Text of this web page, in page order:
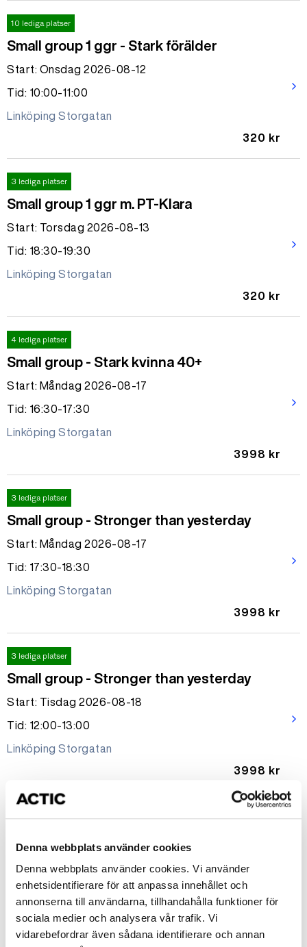
Denna webbplats använder cookies
Denna webbplats använder cookies. Vi använder
enhetsidentifierare för att anpassa innehållet och
annonserna till användarna, tillhandahålla funktioner för
sociala medier och analysera vår trafik. Vi
vidarebefordrar även sådana identifierare och annan
10 lediga platser
Small group 1 ggr - Stark förälder
Start: Onsdag 2026-08-12
Tid: 10:00-11:00
Linköping Storgatan
320 kr
arrow_forward_ios
3 lediga platser
Small group 1 ggr m. PT-Klara
Start: Torsdag 2026-08-13
Tid: 18:30-19:30
Linköping Storgatan
320 kr
arrow_forward_ios
4 lediga platser
Small group - Stark kvinna 40+
Start: Måndag 2026-08-17
Tid: 16:30-17:30
Linköping Storgatan
3998 kr
arrow_forward_ios
3 lediga platser
Small group - Stronger than yesterday
Start: Måndag 2026-08-17
Tid: 17:30-18:30
Linköping Storgatan
3998 kr
arrow_forward_ios
3 lediga platser
Small group - Stronger than yesterday
Start: Tisdag 2026-08-18
Tid: 12:00-13:00
Linköping Storgatan
3998 kr
arrow_forward_ios
Tid: 17:30-18:30
Linköping Storgatan